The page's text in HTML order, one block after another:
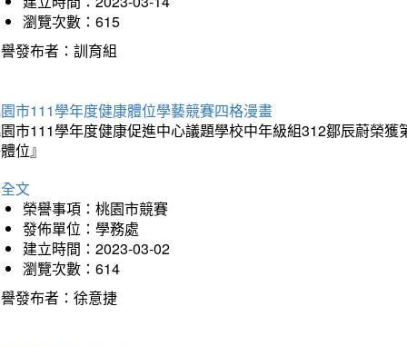
瀏覽次數：615
發布者：訓育組
市111學年度健康體位學藝競賽四格漫畫
市111學年度健康促進中心議題學校中年級組312鄒辰蔚榮
位』
文
榮譽事項：桃園市競賽
發佈單位：學務處
建立時間：2023-03-02
瀏覽次數：614
發布者：徐意捷